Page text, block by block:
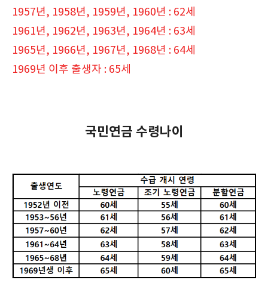
1957년, 1958년, 1959년, 1960년 : 62세
1961년, 1962년, 1963년, 1964년 : 63세
1965년, 1966년, 1967년, 1968년 : 64세
1969년 이후 출생자 : 65세
국민연금 수령나이